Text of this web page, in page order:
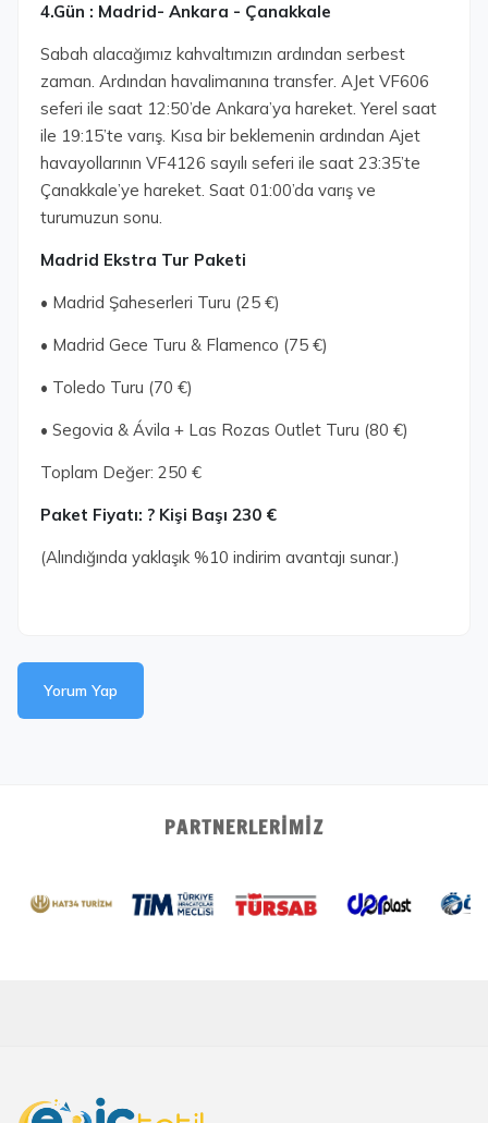
4.Gün : Madrid- Ankara - Çanakkale
Sabah alacağımız kahvaltımızın ardından serbest
zaman. Ardından havalimanına transfer. AJet VF606
seferi ile saat 12:50’de Ankara’ya hareket. Yerel saat
ile 19:15’te varış. Kısa bir beklemenin ardından Ajet
havayollarının VF4126 sayılı seferi ile saat 23:35’te
Çanakkale’ye hareket. Saat 01:00’da varış ve
turumuzun sonu.
Madrid Ekstra Tur Paketi
• Madrid Şaheserleri Turu (25 €)
• Madrid Gece Turu & Flamenco (75 €)
• Toledo Turu (70 €)
• Segovia & Ávila + Las Rozas Outlet Turu (80 €)
Toplam Değer: 250 €
Paket Fiyatı: ? Kişi Başı 230 €
(Alındığında yaklaşık %10 indirim avantajı sunar.)
Yorum Yap
PARTNERLERIMIZ